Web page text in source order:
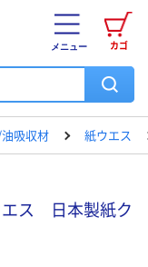
カゴ
メニュー
吸収材 紙ウエス
ス 日本製紙ク